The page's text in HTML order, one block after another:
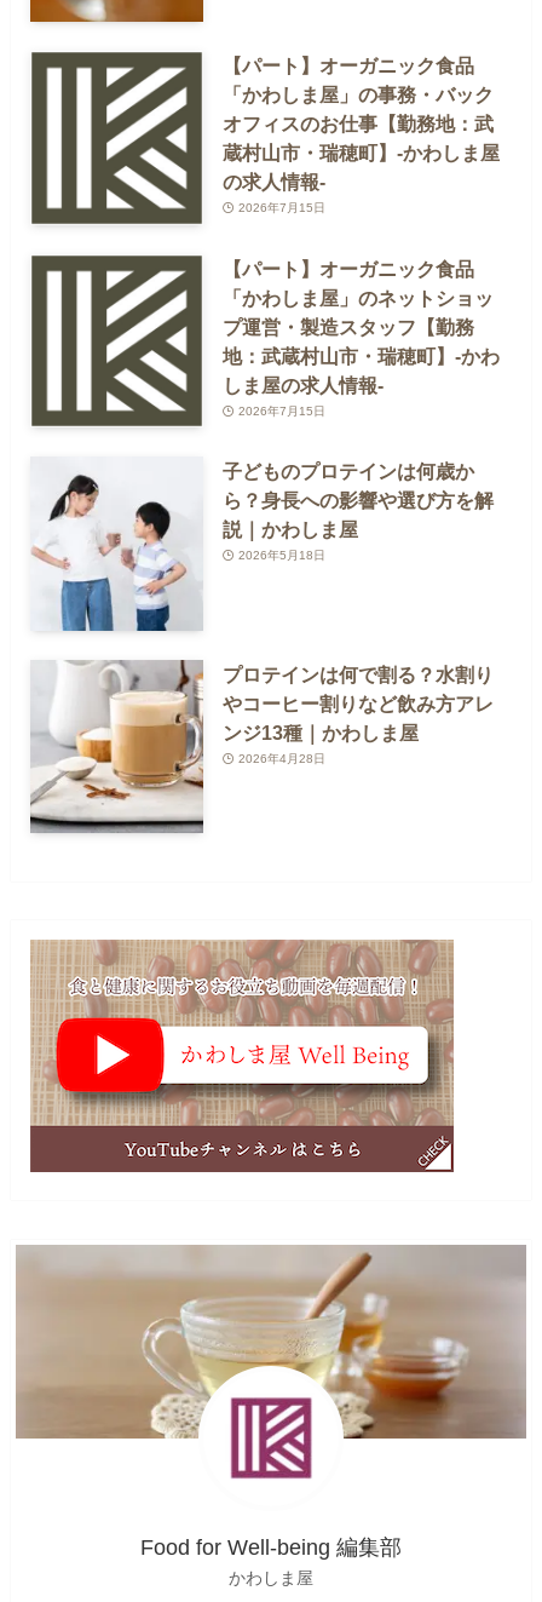
【パート】オーガニック食品
「かわしま屋」の事務・バック
オフィスのお仕事【勤務地：武
蔵村山市・瑞穂町】-かわしま屋
の求人情報-
2026年7月15日
【パート】オーガニック食品
「かわしま屋」のネットショッ
プ運営・製造スタッフ【勤務
地：武蔵村山市・瑞穂町】-かわ
しま屋の求人情報-
2026年7月15日
子どものプロテインは何歳か
ら？身長への影響や選び方を解
説｜かわしま屋
2026年5月18日
プロテインは何で割る？水割り
やコーヒー割りなど飲み方アレ
ンジ13種｜かわしま屋
2026年4月28日
Food for Well-being 編集部
かわしま屋